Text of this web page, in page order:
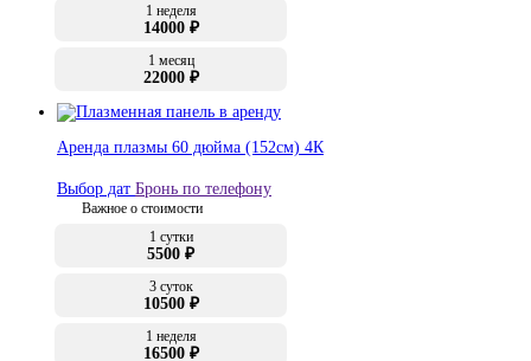
1 неделя
14000 ₽
1 месяц
22000 ₽
Аренда плазмы 60 дюйма (152см) 4К
Выбор дат Бронь по телефону
Важное о стоимости
1 сутки
5500 ₽
3 суток
10500 ₽
1 неделя
16500 ₽